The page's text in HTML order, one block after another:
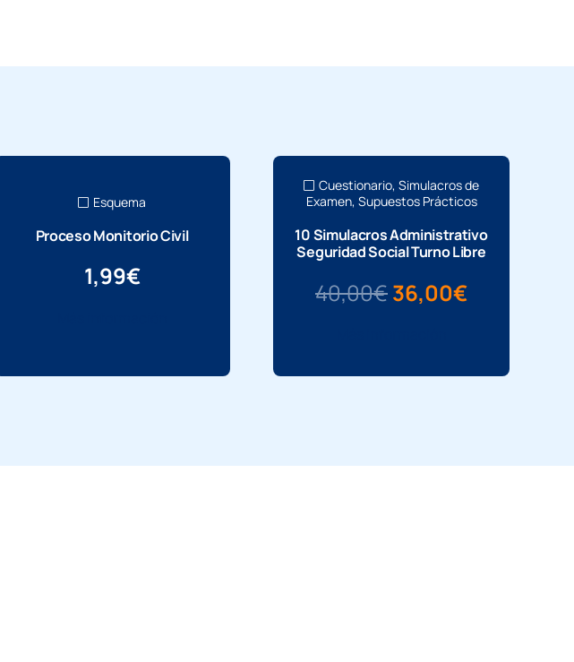
Esquema
Proceso Monitorio Civil
1,99€
Cuestionario,Simulacros de
Examen, Supuestos Prácticos
10 Simulacros Administrativo
Seguridad Social Turno Libre
40,00€El
era:
36,00€El
es: